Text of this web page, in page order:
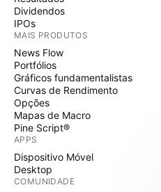
Dividendos
IPOs
MAIS PRODUTOS
News Flow
Portfólios
Gráficos fundamentalistas
Curvas de Rendimento
Opções
Mapas de Macro
Pine Script®
APPS
Dispositivo Móvel
Desktop
COMUNIDADE